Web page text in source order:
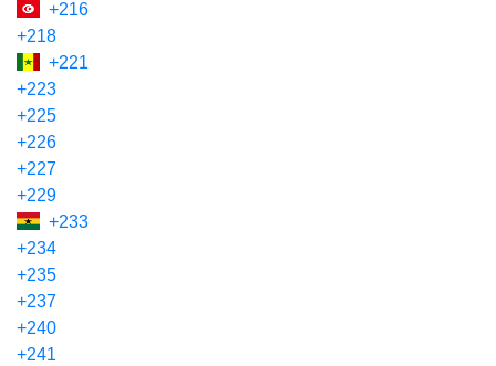
+216
+218
+221
+223
+225
+226
+227
+229
+233
+234
+235
+237
+240
+241